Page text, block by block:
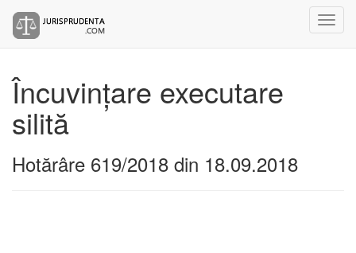
Încuvințare executare
silită
Hotărâre 619/2018 din 18.09.2018